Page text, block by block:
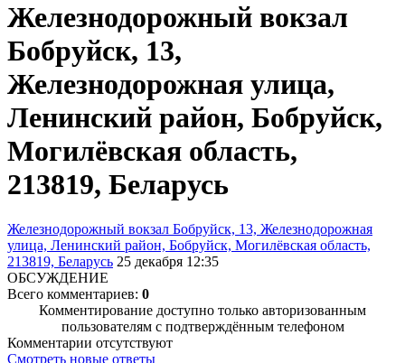
Железнодорожный вокзал
Бобруйск, 13,
Железнодорожная улица,
Ленинский район, Бобруйск,
Могилёвская область,
213819, Беларусь
Железнодорожный вокзал Бобруйск, 13, Железнодорожная
улица, Ленинский район, Бобруйск, Могилёвская область,
213819, Беларусь 25 декабря 12:35
ОБСУЖДЕНИЕ
Всего комментариев: 0
Комментирование доступно только авторизованным
пользователям с подтверждённым телефоном
Комментарии отсутствуют
Смотреть новые ответы